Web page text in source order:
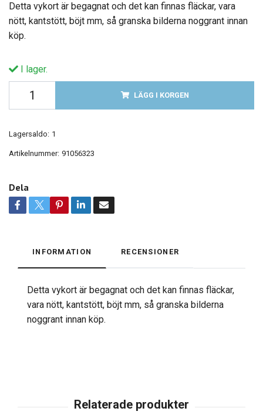
Detta vykort är begagnat och det kan finnas fläckar, vara
nött, kantstött, böjt mm, så granska bilderna noggrant innan
köp.
I lager.
LÄGG I KORGEN
Lagersaldo: 1
Artikelnummer: 91056323
Dela
INFORMATION RECENSIONER
Detta vykort är begagnat och det kan finnas fläckar,
vara nött, kantstött, böjt mm, så granska bilderna
noggrant innan köp.